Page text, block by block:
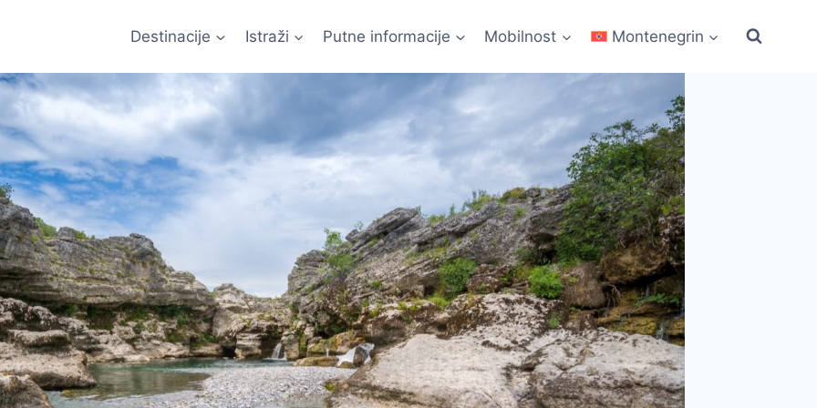
Destinacije Istraži Putne informacije Mobilnost Montenegrin